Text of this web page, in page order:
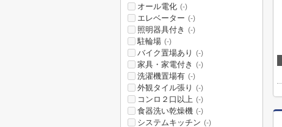
オール電化 (-)
エレベーター (-)
照明器具付き (-)
駐輪場 (-)
バイク置場あり (-)
家具・家電付き (-)
洗濯機置場有 (-)
外観タイル張り (-)
コンロ２口以上 (-)
食器洗い乾燥機 (-)
システムキッチン (-)